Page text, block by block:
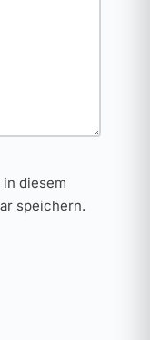
diesem
speichern.